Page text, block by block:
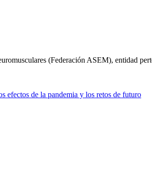
(Federación ASEM), entidad
efectos de la pandemia y los retos de futuro